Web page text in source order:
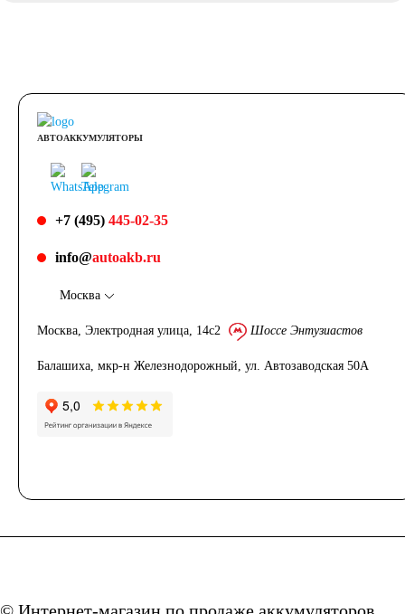
АВТОАККУМУЛЯТОРЫ
+7 (495) 445-02-35
info@autoakb.ru
Москва
Москва, Электродная улица, 14с2 Шоссе Энтузиастов
Балашиха, мкр-н Железнодорожный, ул. Автозаводская 50А